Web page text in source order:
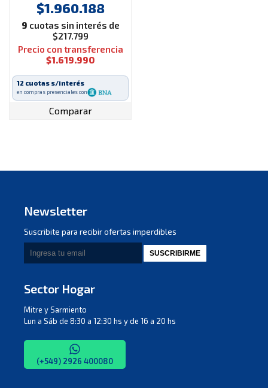
Europillow
$1.960.188
9 cuotas sin interés de
$217.799
Precio con transferencia
$1.619.990
12 cuotas s/interés
en compras presenciales con
Comparar
Newsletter
Suscribite para recibir ofertas imperdibles
SUSCRIBIRME
Sector Hogar
Mitre y Sarmiento
Lun a Sáb de 8:30 a 12:30 hs y de 16 a 20 hs
(+549) 2926 400080